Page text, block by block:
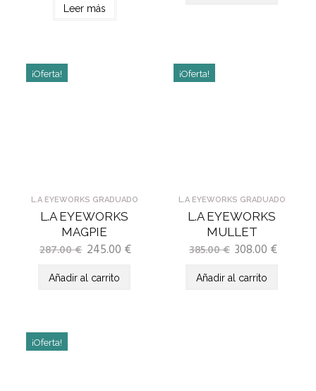
Leer más
L.A EYEWORKS GRADUADO
L.A EYEWORKS
MAGPIE
287.00€ 245.00 €
¡Oferta!
Añadir al carrito
L.A EYEWORKS GRADUADO
L.A EYEWORKS
MULLET
385.00€ 308.00 €
¡Oferta!
Añadir al carrito
¡Oferta!